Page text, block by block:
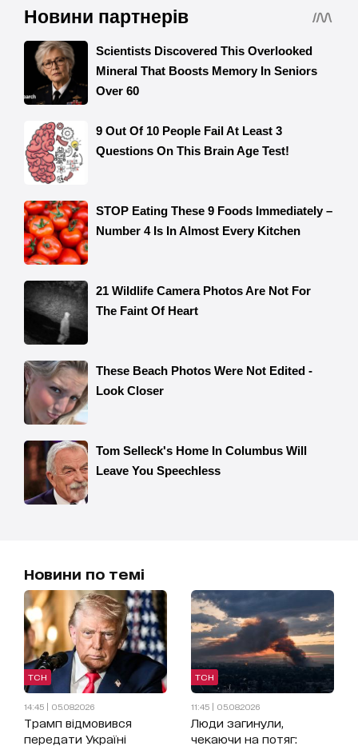
Новини по темі
ТСН
14:45 | 05.08.2026
Трамп відмовився
передати Україні
ТСН
11:45 | 05.08.2026
Люди загинули,
чекаючи на потяг: